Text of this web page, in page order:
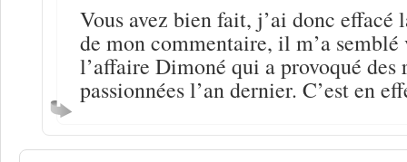
Vous avez bien fait, j’ai donc effacé
de mon commentaire, il m’a
l’affaire Dimoné qui a provoqué des
passionnées l’an dernier. C’est en